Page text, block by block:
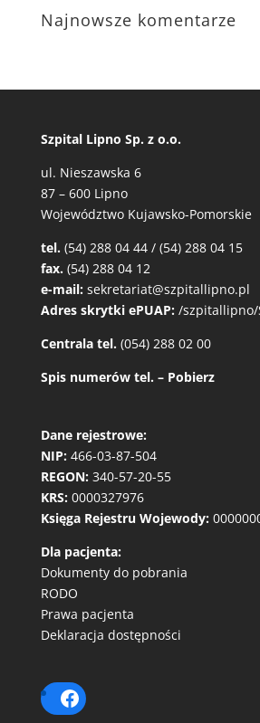
Najnowsze komentarze
Szpital Lipno Sp. z o.o.
ul. Nieszawska 6
87 – 600 Lipno
Województwo Kujawsko-Pomorskie
tel. (54) 288 04 44 / (54) 288 04 15
fax. (54) 288 04 12
e-mail: sekretariat@szpitallipno.pl
Adres skrytki ePUAP: /szpitallipno/
Centrala tel. (054) 288 02 00
Spis numerów tel. – Pobierz
Dane rejestrowe:
NIP: 466-03-87-504
REGON: 340-57-20-55
KRS: 0000327976
Księga Rejestru Wojewody:
Dla pacjenta:
Dokumenty do pobrania
RODO
Prawa pacjenta
Deklaracja dostępności